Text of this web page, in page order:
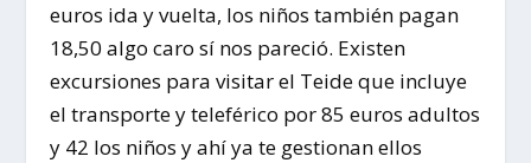
euros ida y vuelta, los niños también pagan
18,50 algo caro sí nos pareció. Existen
excursiones para visitar el Teide que incluye
el transporte y teleférico por 85 euros adultos
y 42 los niños y ahí ya te gestionan ellos